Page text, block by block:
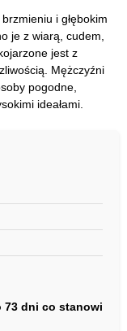
i głębokim
je z wiarą, cudem,
jest z
Mężczyźni
pogodne,
ideałami.
73 dni co stanowi